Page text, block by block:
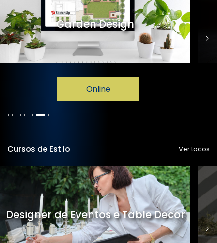
Garden Design
Online
Cursos de Estilo Ver todos
Designer de Eventos e Table Decor